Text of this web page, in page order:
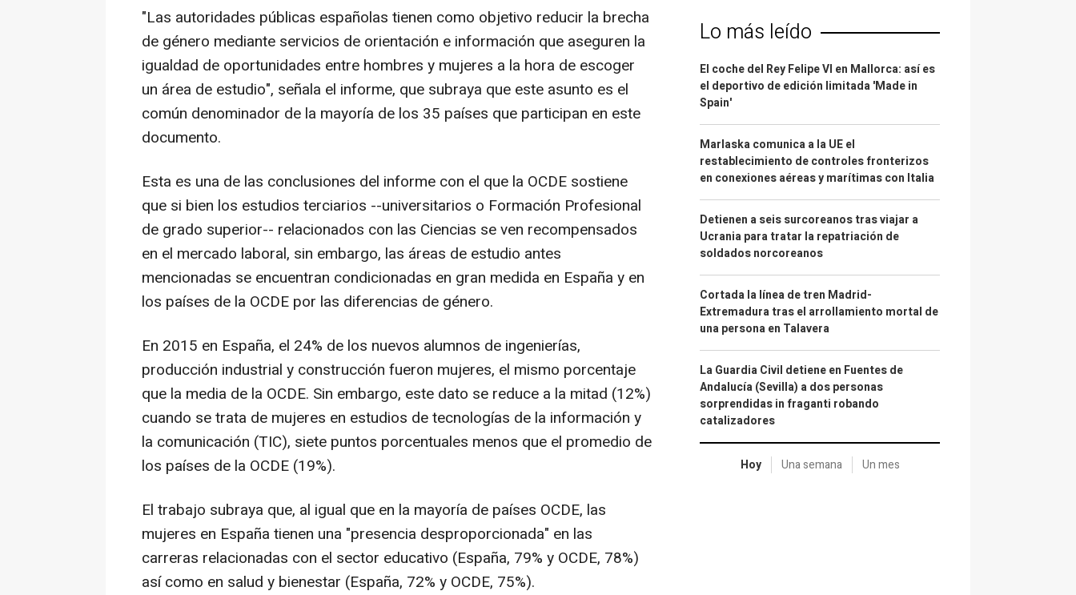
"Las autoridades públicas españolas tienen como objetivo reducir la brecha
de género mediante servicios de orientación e información que aseguren la
igualdad de oportunidades entre hombres y mujeres a la hora de escoger
un área de estudio", señala el informe, que subraya que este asunto es el
común denominador de la mayoría de los 35 países que participan en este
documento.
Esta es una de las conclusiones del informe con el que la OCDE sostiene
que si bien los estudios terciarios --universitarios o Formación Profesional
de grado superior-- relacionados con las Ciencias se ven recompensados
en el mercado laboral, sin embargo, las áreas de estudio antes
mencionadas se encuentran condicionadas en gran medida en España y en
los países de la OCDE por las diferencias de género.
En 2015 en España, el 24% de los nuevos alumnos de ingenierías,
producción industrial y construcción fueron mujeres, el mismo porcentaje
que la media de la OCDE. Sin embargo, este dato se reduce a la mitad (12%)
cuando se trata de mujeres en estudios de tecnologías de la información y
la comunicación (TIC), siete puntos porcentuales menos que el promedio de
los países de la OCDE (19%).
El trabajo subraya que, al igual que en la mayoría de países OCDE, las
mujeres en España tienen una "presencia desproporcionada" en las
carreras relacionadas con el sector educativo (España, 79% y OCDE, 78%)
así como en salud y bienestar (España, 72% y OCDE, 75%).
Lo más leído
El coche del Rey Felipe VI en Mallorca: así es
el deportivo de edición limitada 'Made in
Spain'
Marlaska comunica a la UE el
restablecimiento de controles fronterizos
en conexiones aéreas y marítimas con Italia
Detienen a seis surcoreanos tras viajar a
Ucrania para tratar la repatriación de
soldados norcoreanos
Cortada la línea de tren Madrid-
Extremadura tras el arrollamiento mortal de
una persona en Talavera
La Guardia Civil detiene en Fuentes de
Andalucía (Sevilla) a dos personas
sorprendidas in fraganti robando
catalizadores
Hoy Una semana Un mes